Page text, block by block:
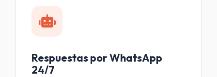
Respuestas por WhatsApp
24/7